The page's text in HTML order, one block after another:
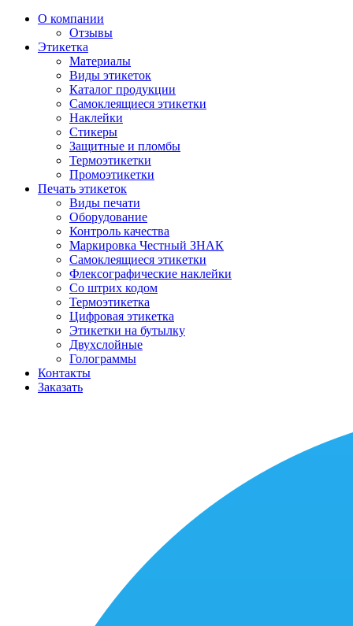
О компании
Отзывы
Этикетка
Материалы
Виды этикеток
Каталог продукции
Самоклеящиеся этикетки
Наклейки
Стикеры
Защитные и пломбы
Термоэтикетки
Промоэтикетки
Печать этикеток
Виды печати
Оборудование
Контроль качества
Маркировка Честный ЗНАК
Самоклеящиеся этикетки
Флексографические наклейки
Со штрих кодом
Термоэтикетка
Цифровая этикетка
Этикетки на бутылку
Двухслойные
Голограммы
Контакты
Заказать